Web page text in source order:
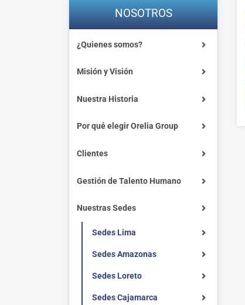
NOSOTROS
¿Quienes somos?
Misión y Visión
Nuestra Historia
Por qué elegir Orelia Group
Clientes
Gestión de Talento Humano
Nuestras Sedes
Sedes Lima
Sedes Amazonas
Sedes Loreto
Sedes Cajamarca